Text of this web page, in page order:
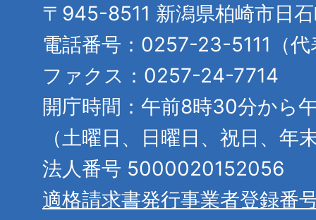
〒945-8511 新潟県柏崎市日
電話番号：0257-23-5111（代
ファクス：0257-24-7714
開庁時間：午前8時30分から
（土曜日、日曜日、祝日、年
法人番号 5000020152056
適格請求書発行事業者登録番